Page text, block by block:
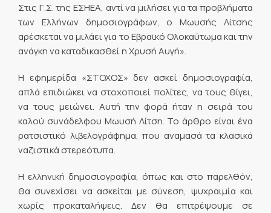
Στις Γ.Σ. της ΕΣΗΕΑ, αντί να μιλήσει για τα προβλήματα
των Ελλήνων δημοσιογράφων, ο Μωυσής Λίτσης
αρέσκεται να μιλάει για το Εβραϊκό Ολοκαύτωμα και την
ανάγκη να καταδικασθεί η Χρυσή Αυγή».
Η εφημερίδα «ΣΤΟΧΟΣ» δεν ασκεί δημοσιογραφία,
απλά επιδιώκει να στοχοποιεί πολίτες, να τους θίγει,
να τους μειώνει. Αυτή την φορά ήταν η σειρά του
καλού συνάδελφου Μωυσή Λίτση. Το άρθρο είναι ένα
ρατσιστικό λιβελογράφημα, που αναμασά τα κλασικά
ναζιστικά στερεότυπα.
Η ελληνική δημοσιογραφία, όπως και στο παρελθόν,
θα συνεχίσει να ασκείται με σύνεση, ψυχραιμία και
χωρίς προκαταλήψεις. Δεν θα επιτρέψουμε σε